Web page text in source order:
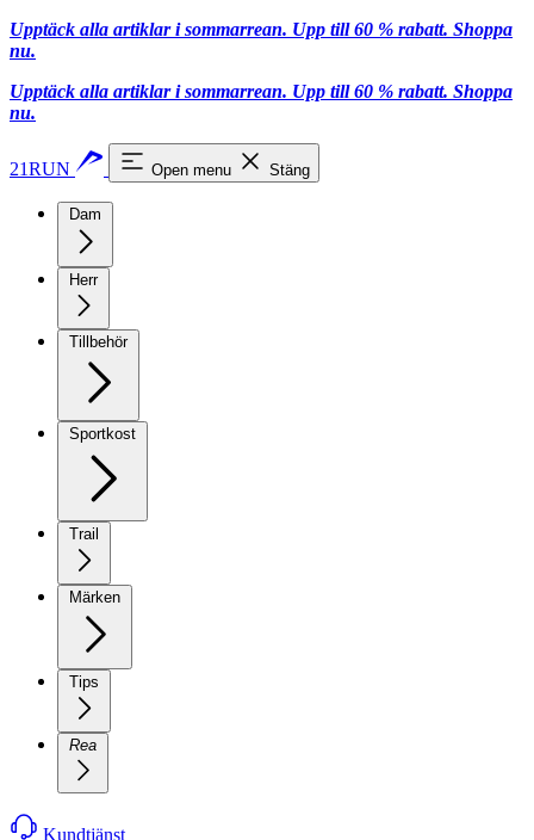
Upptäck alla artiklar i sommarrean. Upp till 60 % rabatt. Shoppa
nu.
Upptäck alla artiklar i sommarrean. Upp till 60 % rabatt. Shoppa
nu.
21RUN Open menu Stäng
Dam
Herr
Tillbehör
Sportkost
Trail
Märken
Tips
Rea
Kundtjänst